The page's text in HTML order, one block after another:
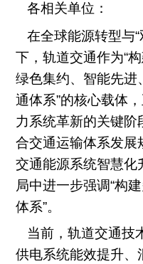
各相关单位：
在全球能源转型与“
下，轨道交通作为“
绿色集约、智能先进
通体系”的核心载体
力系统革新的关键阶
合交通运输体系发展
交通能源系统智慧化
局中进一步强调“构
体系”。
当前，轨道交通技
供电系统能效提升、